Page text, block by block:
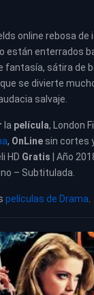
online rebosa
están enterrados
fantasía, sátira de
se divierte
salvaje.
la película, London
, OnLine sin cortes
HD Gratis | Año
– Subtitulada.
películas de Drama